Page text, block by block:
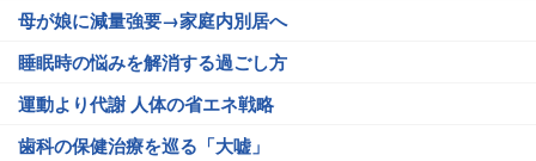
母が娘に減量強要→家庭内別居へ
睡眠時の悩みを解消する過ごし方
運動より代謝 人体の省エネ戦略
歯科の保健治療を巡る「大嘘」